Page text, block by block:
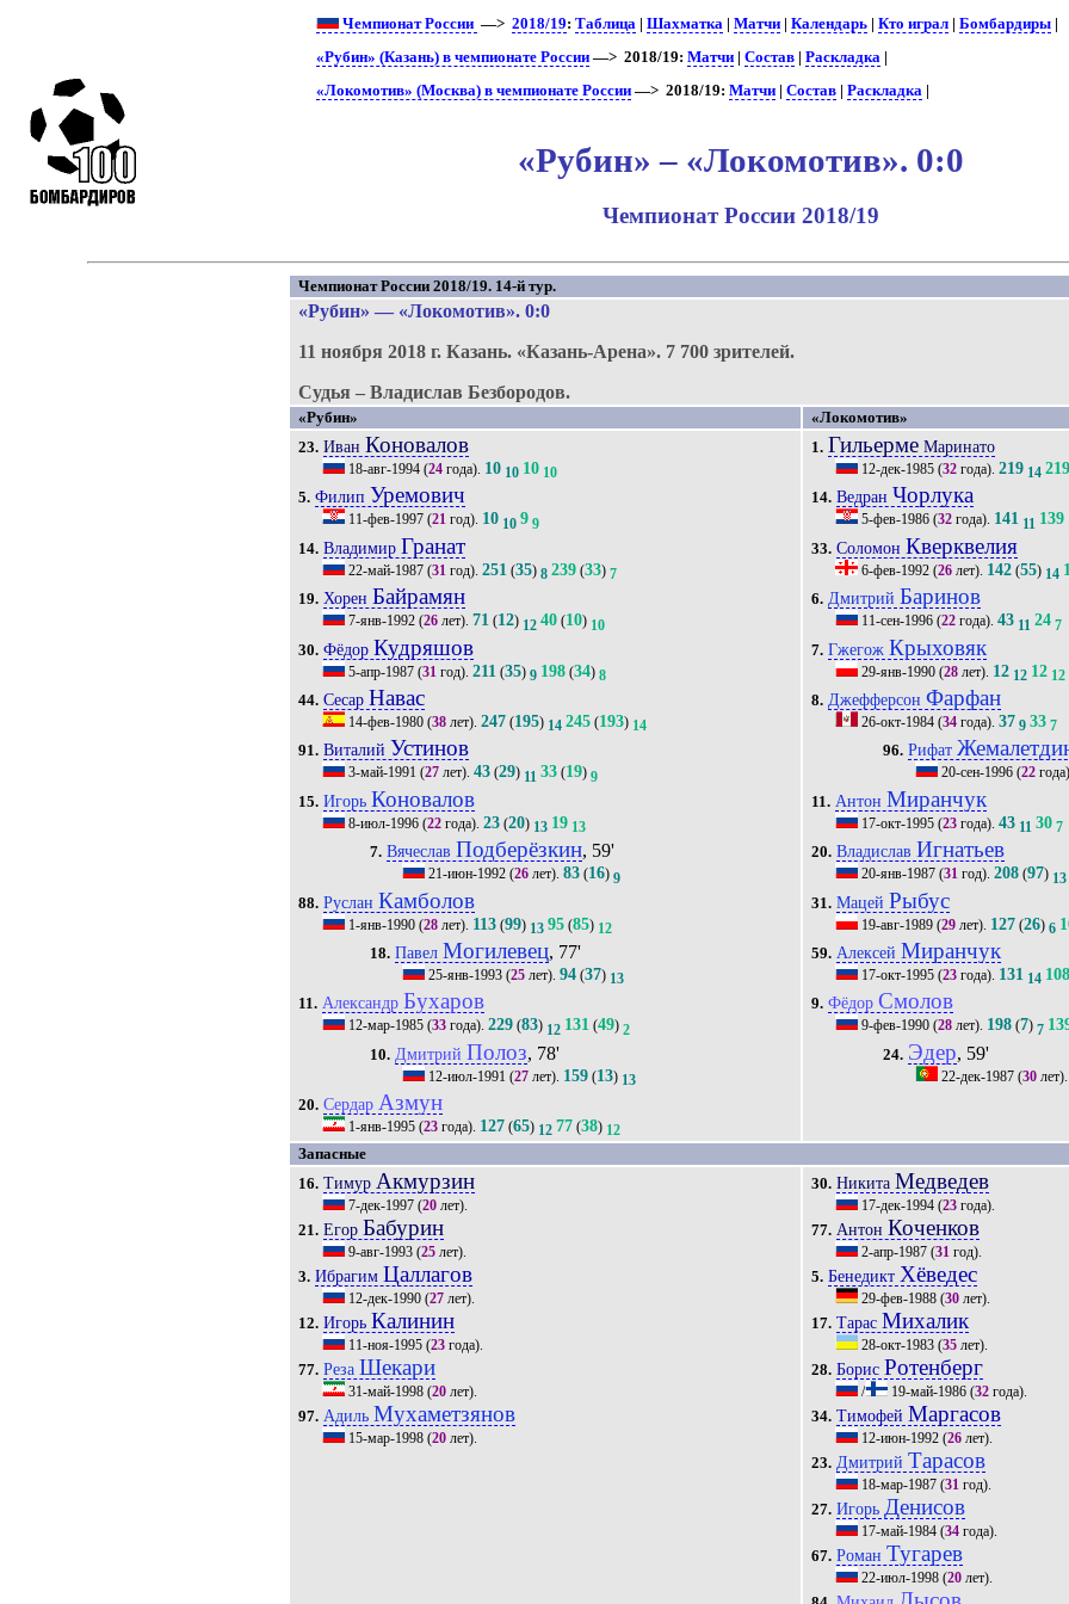
Чемпионат России —>2018/19:Таблица |Шахматка |Матчи |Календарь |Кто играл |Бомбардиры
«Рубин» (Казань) в чемпионате России —> 2018/19:Матчи |Состав |Раскладка |
«Локомотив» (Москва) в чемпионате России —> 2018/19:Матчи |Состав |Раскладка |
«Рубин» – «Локомотив». 0:0
Чемпионат России 2018/19
Чемпионат России 2018/19. 14-й тур.
«Рубин» — «Локомотив». 0:0
11 ноября 2018 г.Казань. «Казань-Арена». 7 700 зрителей.
Судья – Владислав Безбородов.
«Рубин» «Локомотив»
23. Иван Коновалов
18-авг-1994 (24 года). 10 10 10 10
5. Филип Уремович
11-фев-1997 (21 год). 10 10 9 9
14. Владимир Гранат
22-май-1987 (31 год).251 (35) 8 239 (33) 7
19. Хорен Байрамян
7-янв-1992 (26 лет).71 (12) 12 40 (10) 10
30. Фёдор Кудряшов
5-апр-1987 (31 год).211 (35) 9 198 (34) 8
44. Сесар Навас
14-фев-1980 (38 лет).247 (195) 14 245 (193) 14
91. Виталий Устинов
3-май-1991 (27 лет).43 (29) 11 33 (19) 9
15. Игорь Коновалов
8-июл-1996 (22 года).23 (20) 13 19 13
7. Вячеслав Подберёзкин, 59'
21-июн-1992(26лет). 83(16) 9
88. Руслан Камболов
1-янв-1990 (28 лет). 113 (99) 13 95 (85) 12
18. Павел Могилевец, 77'
25-янв-1993(25лет). 94(37) 13
11. АлександрБухаров
12-мар-1985 (33 года).229 (83) 12 131 (49) 2
10. Дмитрий Полоз, 78'
12-июл-1991 (27лет). 159(13) 13
20. Сердар Азмун
1-янв-1995 (23 года). 127 (65) 12 77 (38) 12
1. Гильерме Маринато
12-дек-1985 (32 года).219 14 219
14. Ведран Чорлука
5-фев-1986 (32 года). 141 11 139
33. Соломон Кверквелия
6-фев-1992 (26 лет). 142 (55) 14
6. Дмитрий Баринов
11-сен-1996 (22 года).43 11 24 7
7. Гжегож Крыховяк
29-янв-1990 (28 лет). 12 12 12 12
8. ДжефферсонФарфан
26-окт-1984 (34 года).37 9 33 7
96. Рифат
20-сен-1996(22
11. Антон Миранчук
17-окт-1995 (23 года).43 11 30 7
20. Владислав Игнатьев
20-янв-1987 (31 год).208 (97) 13
31. Мацей Рыбус
19-авг-1989 (29 лет). 127 (26) 6
59. Алексей Миранчук
17-окт-1995 (23 года). 131 14 108
9. ФёдорСмолов
9-фев-1990 (28 лет). 198 (7) 7
24. Эдер, 59'
22-дек-1987(30лет).
Запасные
16. Тимур Акмурзин
7-дек-1997 (20 лет).
21. Егор Бабурин
9-авг-1993 (25 лет).
3. Ибрагим Цаллагов
12-дек-1990 (27 лет).
12. Игорь Калинин
11-ноя-1995 (23 года).
77. Реза Шекари
31-май-1998 (20 лет).
97. Адиль Мухаметзянов
15-мар-1998 (20 лет).
30. Никита Медведев
17-дек-1994 (23 года).
77. Антон Коченков
2-апр-1987 (31 год).
5. Бенедикт Хёведес
29-фев-1988 (30 лет).
17. Тарас Михалик
28-окт-1983 (35 лет).
28. Борис Ротенберг
/ 19-май-1986 (32 года).
34. Тимофей Маргасов
12-июн-1992 (26 лет).
23. ДмитрийТарасов
18-мар-1987 (31 год).
27. Игорь Денисов
17-май-1984 (34 года).
67. РоманТугарев
22-июл-1998 (20 лет).